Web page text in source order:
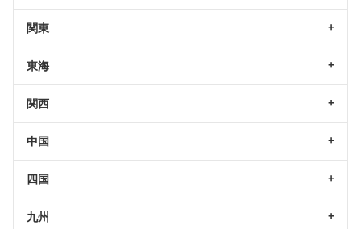
関東
東海
関西
中国
四国
九州